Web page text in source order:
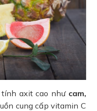
axit cao nhưcam,
cung cấp vitamin C